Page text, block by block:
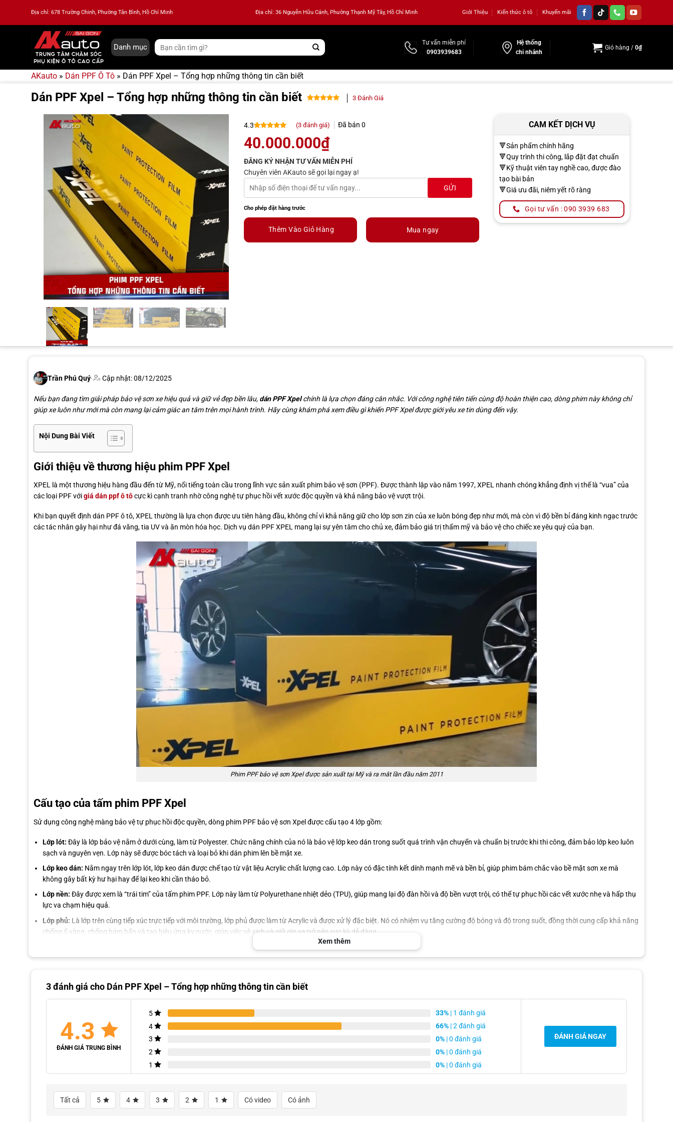
nội
Địa chỉ: 678 Trường Chinh, Phường Tân Bình, Hồ Chí Minh Địa chỉ: 36 Nguyễn Hữu Cảnh, Phường Thạnh Mỹ Tây, Hồ Chí Minh Giới Thiệu Kiến thức ô tô Khuyến mãi
Danh mục
Tìm
kiếm:
Tư vấn miễn phí
0903939683
Hệ thống
chi nhánh
Giỏ hàng / 0₫
AKauto » Dán PPF Ô Tô » Dán PPF Xpel – Tổng hợp những thông tin cần biết
Dán PPF Xpel – Tổng hợp những thông tin cần biết
trênđánh
3Đánh Giá
4.3
4.3
trên 5
dựa trên
3
(3đánh giá) Đã bán 0
40.000.000₫
ĐĂNG KÝ NHẬN TƯ VẤN MIỄN PHÍ
Chuyên viên AKauto sẽ gọi lại ngay ạ!
Cho phép đặt hàng trước
Thêm Vào Giỏ Hàng Mua ngay
CAM KẾT DỊCH VỤ
🔻Sản phẩm chính hãng
🔻Quy trình thi công, lắp đặt đạt chuẩn
🔻Kỹ thuật viên tay nghề cao, được đào
tạo bài bản
🔻Giá ưu đãi, niêm yết rõ ràng
Gọi tư vấn : 090 3939 683
Trần Phú Quý· Cập nhật: 08/12/2025
Nếu bạn đang tìm giải pháp bảo vệ sơn xe hiệu quả và giữ vẻ đẹp bền lâu, dán PPF Xpelchính là lựa chọn đáng cân nhắc. Với công nghệ tiên tiến cùng độ hoàn thiện cao, dòng phim này không chỉ
giúp xe luôn như mới mà còn mang lại cảm giác an tâm trên mọi hành trình. Hãy cùng khám phá xem điều gì khiến PPF Xpel được giới yêu xe tin dùng đến vậy.
Nội Dung Bài Viết
Giới thiệu về thương hiệu phim PPF Xpel
XPEL là một thương hiệu hàng đầu đến từ Mỹ, nổi tiếng toàn cầu trong lĩnh vực sản xuất phim bảo vệ sơn (PPF). Được thành lập vào năm 1997, XPEL nhanh chóng khẳng định vị thế là “vua” của
các loại PPF vớigiá dán ppf ô tôcực kì cạnh tranh nhờ công nghệ tự phục hồi vết xước độc quyền và khả năng bảo vệ vượt trội.
Khi bạn quyết định dán PPF ô tô, XPEL thường là lựa chọn được ưu tiên hàng đầu, không chỉ vì khả năng giữ cho lớp sơn zin của xe luôn bóng đẹp như mới, mà còn vì độ bền bỉ đáng kinh ngạc trước
các tác nhân gây hại như đá văng, tia UV và ăn mòn hóa học. Dịch vụ dán PPF XPEL mang lại sự yên tâm cho chủ xe, đảm bảo giá trị thẩm mỹ và bảo vệ cho chiếc xe yêu quý của bạn.
Phim PPF bảo vệ sơn Xpel được sản xuất tại Mỹ và ra mắt lần đầu năm 2011
Cấu tạo của tấm phim PPF Xpel
Sử dụng công nghệ màng bảo vệ tự phục hồi độc quyền, dòng phim PPF bảo vệ sơn Xpel được cấu tạo 4 lớp gồm:
Lớp lót: Đây là lớp bảo vệ nằm ở dưới cùng, làm từ Polyester. Chức năng chính của nó là bảo vệ lớp keo dán trong suốt quá trình vận chuyển và chuẩn bị trước khi thi công, đảm bảo lớp keo luôn
sạch và nguyên vẹn. Lớp này sẽ được bóc tách và loại bỏ khi dán phim lên bề mặt xe.
Lớp keo dán: Nằm ngay trên lớp lót, lớp keo dán được chế tạo từ vật liệu Acrylic chất lượng cao. Lớp này có đặc tính kết dính mạnh mẽ và bền bỉ, giúp phim bám chắc vào bề mặt sơn xe mà
không gây bất kỳ hư hại hay để lại keo khi cần tháo bỏ.
Lớp nền: Đây được xem là “trái tim” của tấm phim PPF. Lớp này làm từ Polyurethane nhiệt dẻo (TPU), giúp mang lại độ đàn hồi và độ bền vượt trội, có thể tự phục hồi các vết xước nhẹ và hấp thụ
lực va chạm hiệu quả.
Lớp phủ: Là lớp trên cùng tiếp xúc trực tiếp với môi trường, lớp phủ được làm từ Acrylic và được xử lý đặc biệt. Nó có nhiệm vụ tăng cường độ bóng và độ trong suốt, đồng thời cung cấp khả năng
chống ố vàng, chống bám bẩn và tạo hiệu ứng kỵ nước, giúp việc vệ sinh và giữ gìn xe trở nên cực kỳ dễ dàng.
Xem thêm
3 đánh giá cho Dán PPF Xpel – Tổng hợp những thông tin cần biết
4.3
ĐÁNH GIÁ TRUNG BÌNH
5 33% | 1 đánh giá
4
66% | 2 đánh giá
3
0% | 0 đánh giá
2
0% | 0 đánh giá
1
0% | 0 đánh giá
ĐÁNH GIÁ NGAY
Tất cả 5 4 3 2 1 Có video Có ảnh